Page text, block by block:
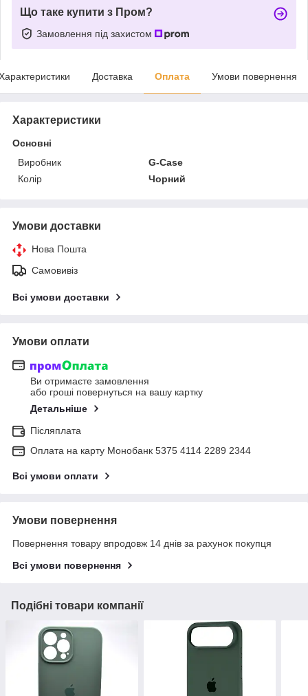
Що таке купити з Пром?
Замовлення під захистом
Доставка Оплата Умови повернення
Характеристики
Основні
Виробник
G-Case
Колір
Чорний
Умови доставки
Нова Пошта
Самовивіз
Всі умови доставки
Умови оплати
Ви отримаєте замовлення
або гроші повернуться на вашу картку
Детальніше
Післяплата
Оплата на карту Монобанк 5375 4114 2289 2344
Всі умови оплати
Умови повернення
Повернення товару впродовж 14 днів за рахунок покупця
Всі умови повернення
Подібні товари компанії